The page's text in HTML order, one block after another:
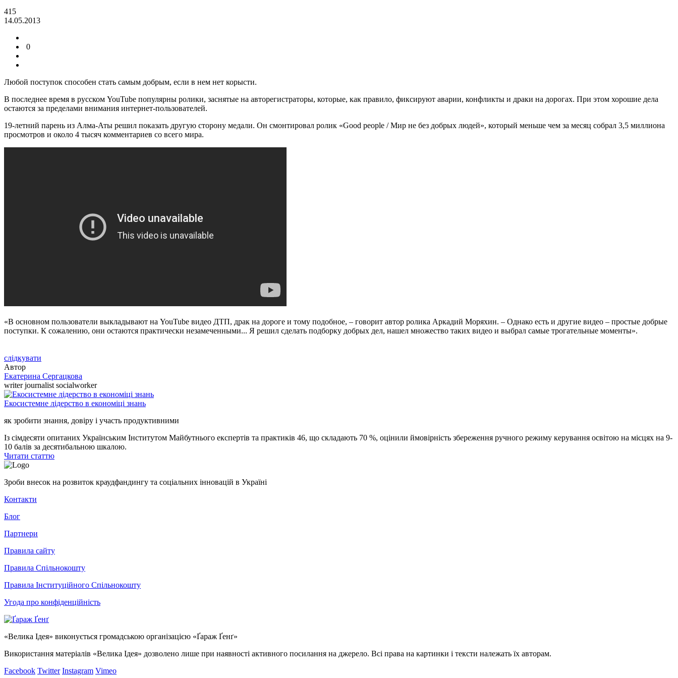
415
14.05.2013
0
Любой поступок способен стать самым добрым, если в нем нет корысти.
В последнее время в русском YouTube популярны ролики, заснятые на авторегистраторы, которые, как правило, фиксируют аварии, конфликты и драки на дорогах. При этом хорошие дела
остаются за пределами внимания интернет-пользователей.
19-летний парень из Алма-Аты решил показать другую сторону медали. Он смонтировал ролик «Good people / Мир не без добрых людей», который меньше чем за месяц собрал 3,5 миллиона
просмотров и около 4 тысяч комментариев со всего мира.
«В основном пользователи выкладывают на YouTube видео ДТП, драк на дороге и тому подобное, – говорит автор ролика Аркадий Моряхин. – Однако есть и другие видео – простые добрые
поступки. К сожалению, они остаются практически незамеченными... Я решил сделать подборку добрых дел, нашел множество таких видео и выбрал самые трогательные моменты».
слідкувати
Автор
Екатерина Сергацкова
writer journalist socialworker
Екосистемне лідерство в економіці знань
як зробити знання, довіру і участь продуктивними
Із сімдесяти опитаних Українським Інститутом Майбутнього експертів та практиків 46, що складають 70 %, оцінили ймовірність збереження ручного режиму керування освітою на місцях на 9-
10 балів за десятибальною шкалою.
Читати статтю
Зроби внесок на розвиток краудфандингу та соціальних інновацій в Україні
Контакти
Блог
Партнери
Правила сайту
Правила Спільнокошту
Правила Інституційного Спільнокошту
Угода про конфіденційність
«Велика Ідея» виконується громадською організацією «Ґараж Ґенґ»
Використання матеріалів «Велика Ідея» дозволено лише при наявності активного посилання на джерело. Всі права на картинки і тексти належать їх авторам.
Facebook Twitter Instagram Vimeo